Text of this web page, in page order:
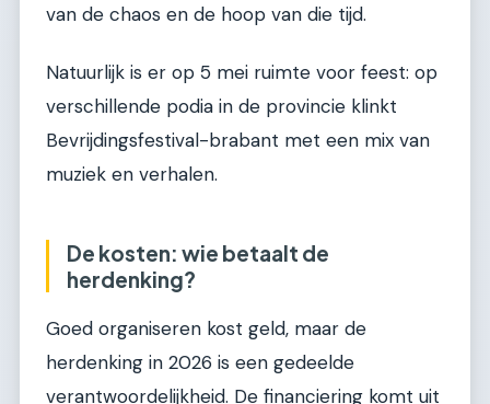
van de chaos en de hoop van die tijd.
Natuurlijk is er op 5 mei ruimte voor feest: op
verschillende podia in de provincie klinkt
Bevrijdingsfestival-brabant met een mix van
muziek en verhalen.
De kosten: wie betaalt de
herdenking?
Goed organiseren kost geld, maar de
herdenking in 2026 is een gedeelde
verantwoordelijkheid. De financiering komt uit